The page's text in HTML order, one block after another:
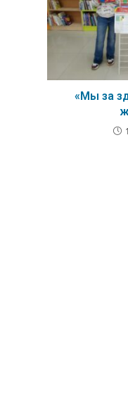
«Мы за